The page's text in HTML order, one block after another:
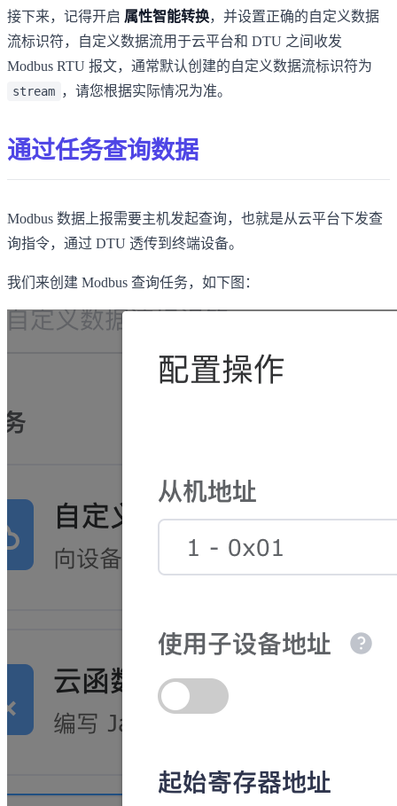
接下来，记得开启 属性智能转换，并设置正确的自定义数据
流标识符，自定义数据流用于云平台和 DTU 之间收发
Modbus RTU 报文，通常默认创建的自定义数据流标识符为
stream ，请您根据实际情况为准。
通过任务查询数据
Modbus 数据上报需要主机发起查询，也就是从云平台下发查
询指令，通过 DTU 透传到终端设备。
我们来创建 Modbus 查询任务，如下图：